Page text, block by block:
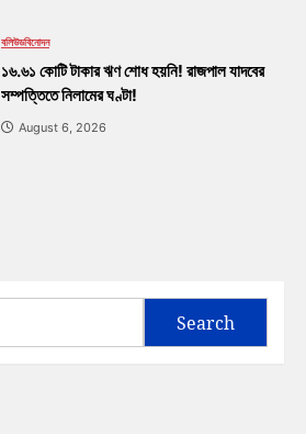
বলিউডবিনোদন
১৬.৬১ কোটি টাকার ঋণ শোধ হয়নি! রাজপাল যাদবের
সম্পত্তিতে নিলামের ঘণ্টা!
August 6, 2026
Search